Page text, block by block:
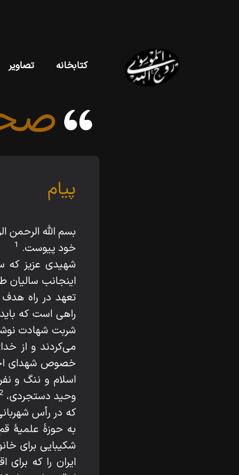
کتابخانه تصاویر
پیام
بسم اللّه‌ الرحمن
خود پيوست. 1
شهيدى عزيز كه
اينجانب ساليان
تعهد در راه هدف
راهى است كه
شربت شهادت
مى‌كردند و از
خصوص شهداى
اسلام و ننگ و
وحيد دستجردى،
كه در رأس
به حوزۀ علميۀ
شكيبايى براى
ايران را كه